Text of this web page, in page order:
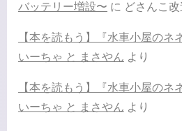
バッテリー増設〜 に どさんこ改
【本を読もう】『水車小屋のネ
いーちゃ と まさやん より
【本を読もう】『水車小屋のネ
いーちゃ と まさやん より